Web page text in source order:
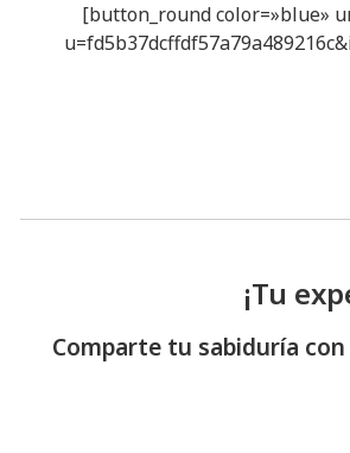
[button_round color=»blue»
¡Tu
Comparte tu sabiduría